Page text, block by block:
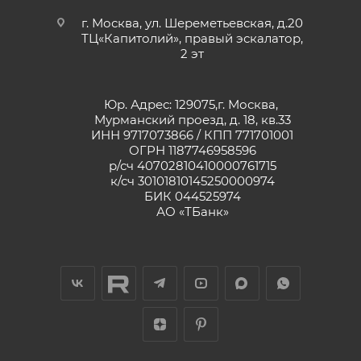
г. Москва, ул. Шереметьевская, д.20
ТЦ«Капитолий», правый эскалатор,
2 эт
Юр. Адрес: 129075,г. Москва,
Мурманский проезд, д. 18, кв.33
ИНН 9717073866 / КПП 771701001
ОГРН 1187746958596
р/сч 40702810410000761715
к/сч 30101810145250000974
БИК 044525974
АО «ТБанк»